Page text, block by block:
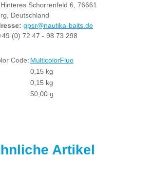
Hinteres Schorrenfeld 6, 76661
Deutschland
gpsr@nautika-baits.de
(0) 72 47 - 98 73 298
Code: MulticolorFluo
0,15 kg
0,15 kg
50,00 g
Artikel